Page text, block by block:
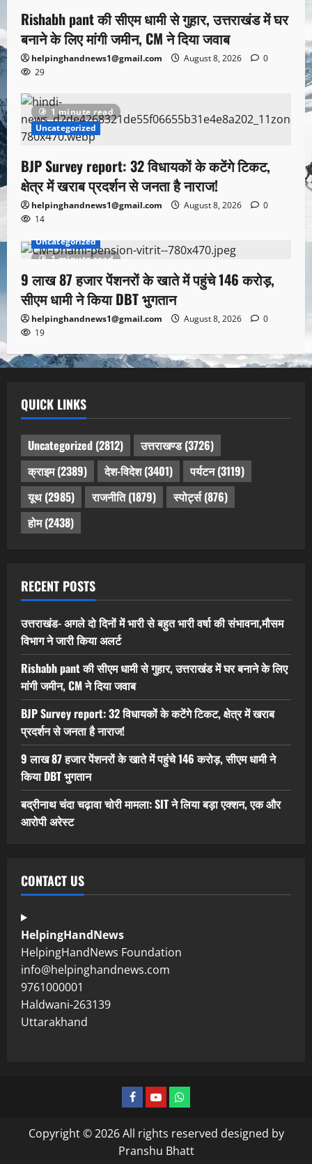
Rishabh pant की सीएम धामी से गुहार, उत्तराखंड में घर
बनाने के लिए मांगी जमीन, CM ने दिया जवाब
helpinghandnews1@gmail.com August 8, 2026
0
29
1 minute read
Uncategorized
BJP Survey report: 32 विधायकों के कटेंगे टिकट,
क्षेत्र में खराब प्रदर्शन से जनता है नाराज!
helpinghandnews1@gmail.com August 8, 2026
0
14
1 minute read
Uncategorized
9 लाख 87 हजार पेंशनरों के खाते में पहुंचे 146 करोड़,
सीएम धामी ने किया DBT भुगतान
helpinghandnews1@gmail.com August 8, 2026
0
19
QUICK LINKS
Uncategorized (2812) उत्तराखण्ड(3726)
क्राइम(2389) देश-विदेश(3401) पर्यटन(3119)
यूथ(2985) राजनीति(1879) स्पोर्ट्स(876)
होम(2438)
RECENT POSTS
उत्तराखंड- अगले दो दिनों में भारी से बहुत भारी वर्षा की संभावना,मौसम
विभाग ने जारी किया अलर्ट
Rishabh pant की सीएम धामी से गुहार, उत्तराखंड में घर बनाने के लिए
मांगी जमीन, CM ने दिया जवाब
BJP Survey report: 32 विधायकों के कटेंगे टिकट, क्षेत्र में खराब
प्रदर्शन से जनता है नाराज!
9 लाख 87 हजार पेंशनरों के खाते में पहुंचे 146 करोड़, सीएम धामी ने
किया DBT भुगतान
बद्रीनाथ चंदा चढ़ावा चोरी मामला: SIT ने लिया बड़ा एक्शन, एक और
आरोपी अरेस्ट
CONTACT US
HelpingHandNews
HelpingHandNews Foundation
info@helpinghandnews.com
9761000001
Haldwani-263139
Uttarakhand
Copyright © 2026 All rights reserved designed by
Pranshu Bhatt